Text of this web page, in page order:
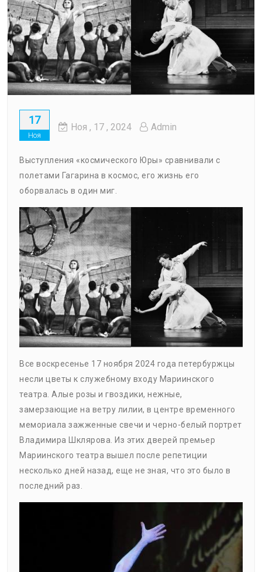
17
Ноя
Ноя , 17 , 2024 Admin
Выступления «космического Юры» сравнивали с
полетами Гагарина в космос, его жизнь его
оборвалась в один миг.
Все воскресенье 17 ноября 2024 года петербуржцы
несли цветы к служебному входу Мариинского
театра. Алые розы и гвоздики, нежные,
замерзающие на ветру лилии, в центре временного
мемориала зажженные свечи и черно-белый портрет
Владимира Шклярова. Из этих дверей премьер
Мариинского театра вышел после репетиции
несколько дней назад, еще не зная, что это было в
последний раз.